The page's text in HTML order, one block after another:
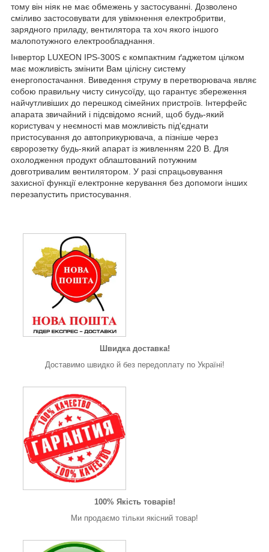
тому він ніяк не має обмежень у застосуванні. Дозволено
сміливо застосовувати для увімкнення електробритви,
зарядного приладу, вентилятора та хоч якого іншого
малопотужного електрообладнання.
Інвертор LUXEON IPS-300S є компактним ґаджетом цілком
має можливість змінити Вам цілісну систему
енергопостачання. Виведення струму в перетворювача являє
собою правильну чисту синусоїду, що гарантує збереження
найчутливіших до перешкод сімейних пристроїв. Інтерфейс
апарата звичайний і підсвідомо ясний, щоб будь-який
користувач у неємності мав можливість під'єднати
пристосування до автоприкурювача, а пізніше через
євророзетку будь-який апарат із живленням 220 В. Для
охолодження продукт облаштований потужним
довготривалим вентилятором. У разі спрацьовування
захисної функції електронне керування без допомоги інших
перезапустить пристосування.
Швидка доставка!
Доставимо швидко й без передоплату по Україні!
100% Якість товарів!
Ми продаємо тільки якісний товар!